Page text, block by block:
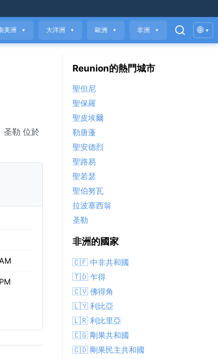
美洲 ▼ 大洋洲 ▼ 歐洲 ▼ 非洲 ▼ 🌐 ▾
圣勒 位於
Reunion的熱門城市
聖但尼
聖保羅
聖皮埃爾
勒唐蓬
聖安德烈
聖路易
聖若瑟
聖伯努瓦
拉波塞西翁
圣勒
非洲的國家
🇨🇫 中非共和國
🇹🇩 乍得
🇨🇻 佛得角
🇱🇾 利比亞
🇱🇷 利比里亞
🇨🇬 剛果共和國
🇨🇩 剛果民主共和國